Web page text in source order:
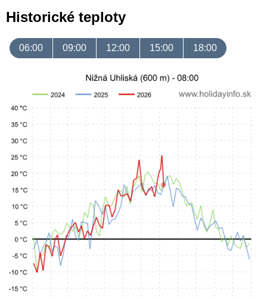
Historické teploty
06:00 09:00 12:00 15:00 18:00